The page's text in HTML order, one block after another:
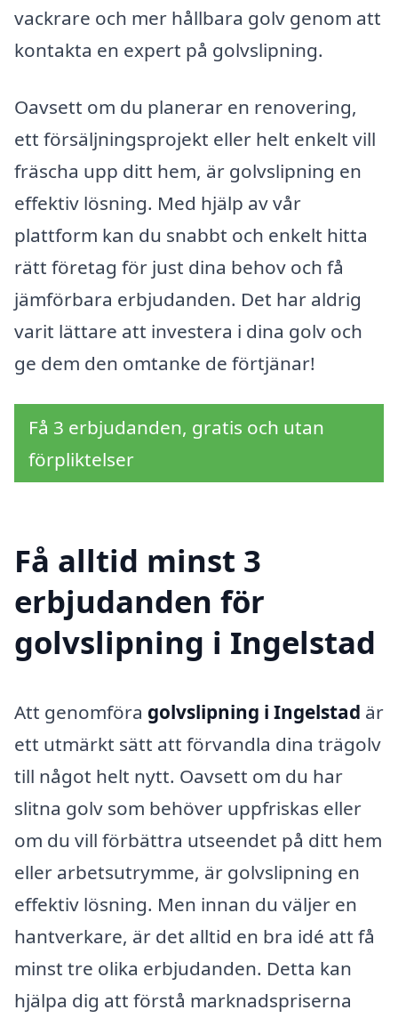
vackrare och mer hållbara golv genom att
kontakta en expert på golvslipning.
Oavsett om du planerar en renovering,
ett försäljningsprojekt eller helt enkelt vill
fräscha upp ditt hem, är golvslipning en
effektiv lösning. Med hjälp av vår
plattform kan du snabbt och enkelt hitta
rätt företag för just dina behov och få
jämförbara erbjudanden. Det har aldrig
varit lättare att investera i dina golv och
ge dem den omtanke de förtjänar!
Få 3 erbjudanden, gratis och utan
förpliktelser
Få alltid minst 3
erbjudanden för
golvslipning i Ingelstad
Att genomföra golvslipning i Ingelstad är
ett utmärkt sätt att förvandla dina trägolv
till något helt nytt. Oavsett om du har
slitna golv som behöver uppfriskas eller
om du vill förbättra utseendet på ditt hem
eller arbetsutrymme, är golvslipning en
effektiv lösning. Men innan du väljer en
hantverkare, är det alltid en bra idé att få
minst tre olika erbjudanden. Detta kan
hjälpa dig att förstå marknadspriserna